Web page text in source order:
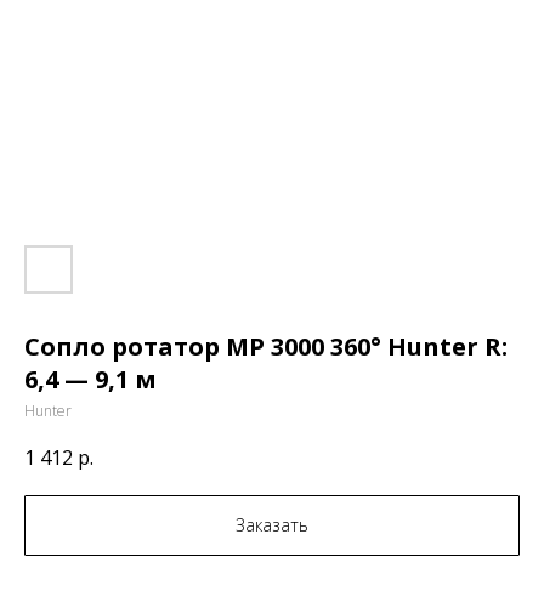
Сопло ротатор МР 3000 360° Hunter R:
6,4 — 9,1 м
Hunter
1 412 р.
Заказать